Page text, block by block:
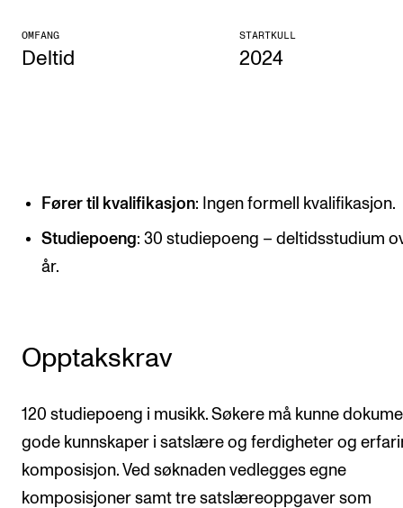
KONSERTER
Låne utstyr
PRAKTISK
Sibelius – Notation Software
Semesterregistrering
STUDENTLIV
OMFANG
Deltid
STARTKULL
2024
Fører til kvalifikasjon: Ingen formell kvalifikasjon.
Studiepoeng: 30 studiepoeng – deltidsstudium
år.
Opptakskrav
120 studiepoeng i musikk. Søkere må kunne
gode kunnskaper i satslære og ferdigheter og
komposisjon. Ved søknaden vedlegges egne
komposisjoner samt tre satslæreoppgaver som